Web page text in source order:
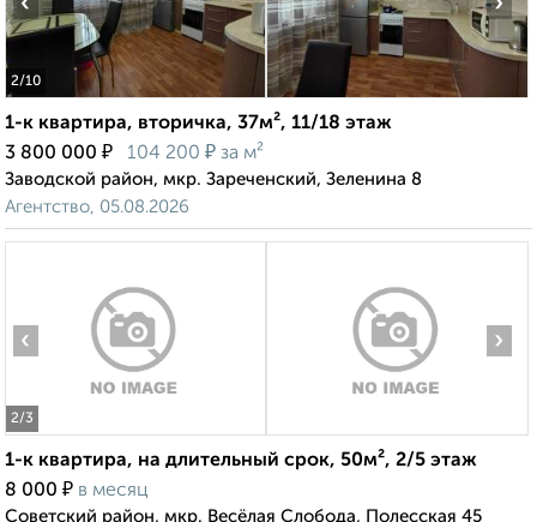
2/10
1-к квартира, вторичка, 37м², 11/18 этаж
3 800 000 ₽ 104 200 ₽ за м²
Заводской район, мкр. Зареченский, Зеленина 8
Агентство, 05.08.2026
2/3
‹ ›
1-к квартира, на длительный срок, 50м², 2/5 этаж
8 000 ₽ в месяц
Советский район, мкр. Весёлая Слобода, Полесская 45